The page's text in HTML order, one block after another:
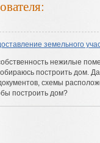
земельного
нежилые
построить дом.
схемы
построить дом?